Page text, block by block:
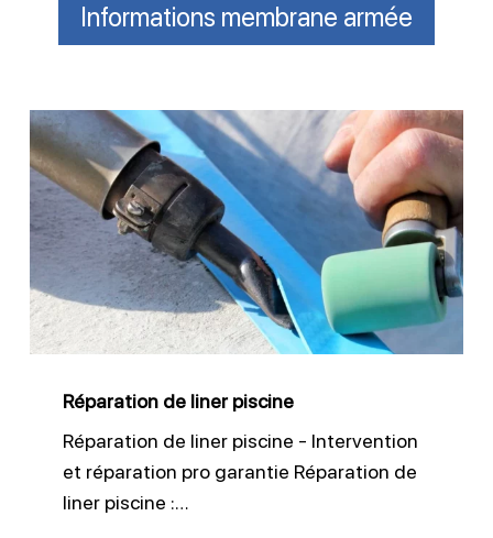
Informations membrane armée
Réparation
de
liner
piscine
Réparation de liner piscine
Réparation de liner piscine - Intervention
et réparation pro garantie Réparation de
liner piscine :…